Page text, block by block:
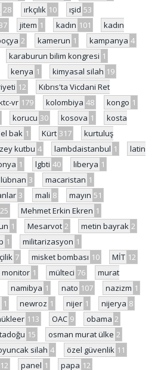
28 ırkçılık 10 ışid 53
jitem 1 kadın 101
kadın
2 kamerun 1 kampanya 4
karaburun bilim kongresi 1
kenya 1 kimyasal silah 19
12
Kıbrıs'ta Vicdani Ret
vr 179 kolombiya 48 kongo 1
korucu 30 kosova 1
kosta
bak 1 Kürt 317
kurtuluş
kutbu 4 lambdaistanbul 1
latin
1 lgbti 40 liberya 1
lübnan 3 macaristan 1
3 mali 8 mayın 51
25 Mehmet Erkin Ekren 1
1 Mesarvot 2 metin bayrak 2
1 militarizasyon 1
7 misket bombası 10 MİT 12
monitor 1 mülteci 76
murat
namibya 1 nato 107 nazizm 1
1 newroz 1 nijer 1 nijerya 8
113 OAC 9 obama 2
15 osman murat ülke 2
silah 4 özel güvenlik 11
12 panel 1 papa 12